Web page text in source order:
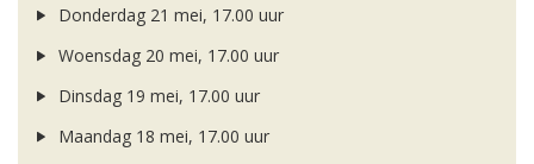
Donderdag 21 mei, 17.00 uur
Woensdag 20 mei, 17.00 uur
Dinsdag 19 mei, 17.00 uur
Maandag 18 mei, 17.00 uur